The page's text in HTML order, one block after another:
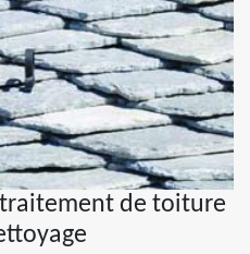
traitement de toiture